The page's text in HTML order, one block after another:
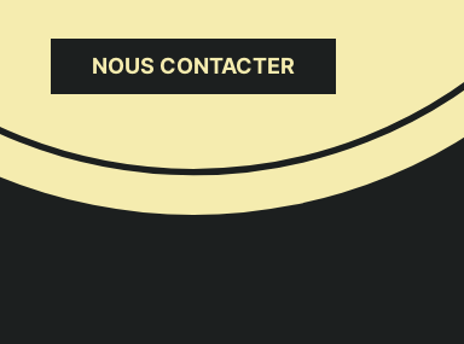
NOUS CONTACTER